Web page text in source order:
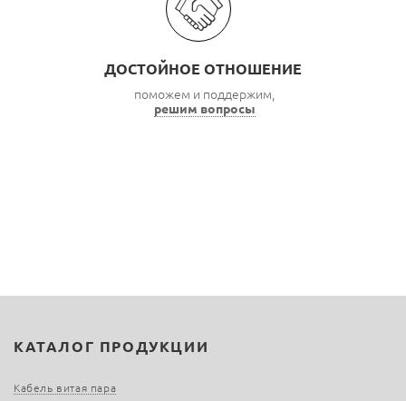
ДОСТОЙНОЕ ОТНОШЕНИЕ
поможем и поддержим,
решим вопросы
КАТАЛОГ ПРОДУКЦИИ
Кабель витая пара